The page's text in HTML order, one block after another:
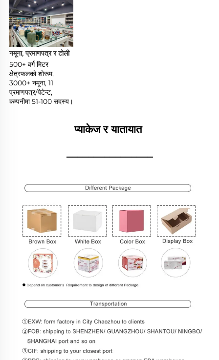
नमूना, प्रमाणपत्र र टोली
500+ वर्ग मिटर
क्षेत्रफलको शोरूम,
3000+ नमूना, 11
प्रमाणपत्र/पेटेन्ट,
प्याकेज र यातायात
________________